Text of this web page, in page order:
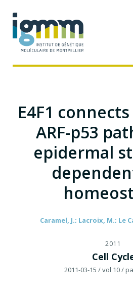
E4F1
ARF-p53
epidermal
Caramel, J.; Lacroix, M.; Le
2011
Cell
2011-03-15 / vol 10/